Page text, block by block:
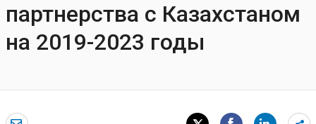
партнерства c Казахстаном
на 2019-2023 годы